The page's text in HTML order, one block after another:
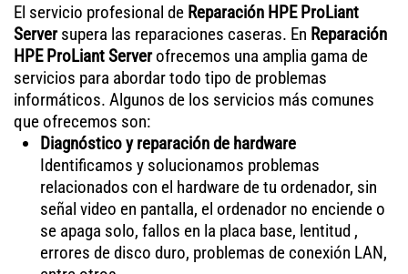
El servicio profesional de Reparación HPE ProLiant
Serversupera las reparaciones caseras. En Reparación
HPE ProLiant Serverofrecemos una amplia gama de
servicios para abordar todo tipo de problemas
informáticos. Algunos de los servicios más comunes
que ofrecemos son:
Diagnóstico y reparación de hardware
Identificamos y solucionamos problemas
relacionados con el hardware de tu ordenador, sin
señal video en pantalla, el ordenador no enciende o
se apaga solo, fallos en la placa base, lentitud ,
errores de disco duro, problemas de conexión LAN,